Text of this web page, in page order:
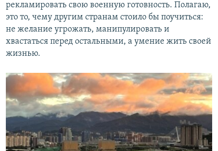
рекламировать свою военную готовность. Полагаю,
это то, чему другим странам стоило бы поучиться:
не желание угрожать, манипулировать и
хвастаться перед остальными, а умение жить своей
жизнью.